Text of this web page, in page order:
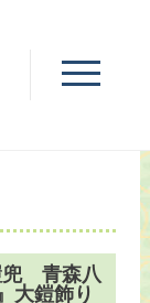
兜 青森八
大鎧飾り